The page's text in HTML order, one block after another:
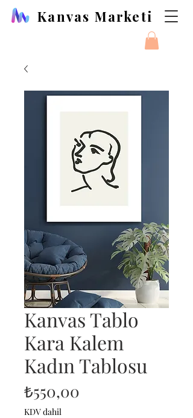
Kanvas Marketi
Kanvas Tablo
Kara Kalem
Kadın Tablosu
₺550,00
KDV dahil